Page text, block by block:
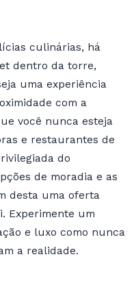
culinárias, há
dentro da torre,
uma experiência
com a
você nunca esteja
e restaurantes de
do
de moradia e as
desta uma oferta
Experimente um
e luxo como nunca
a realidade.